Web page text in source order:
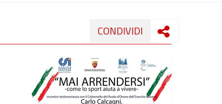
CONDIVIDI